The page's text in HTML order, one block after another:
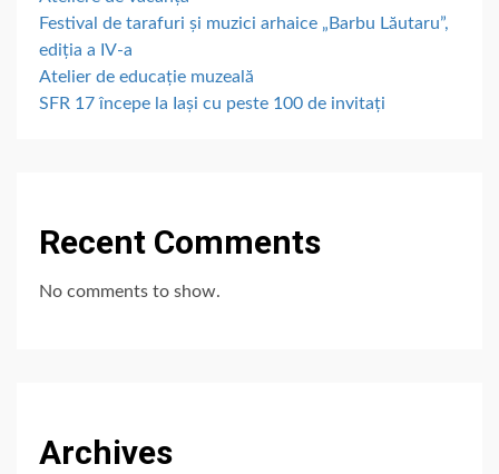
Festival de tarafuri și muzici arhaice „Barbu Lăutaru”,
ediția a IV-a
Atelier de educație muzeală
SFR 17 începe la Iași cu peste 100 de invitați
Recent Comments
No comments to show.
Archives